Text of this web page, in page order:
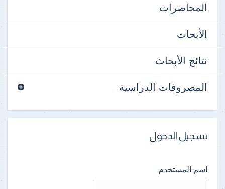
المحاضرات
الأبحاث
نتائج الأبحاث
المصروفات الدراسية
تسجيل الدخول
اسم المستخدم